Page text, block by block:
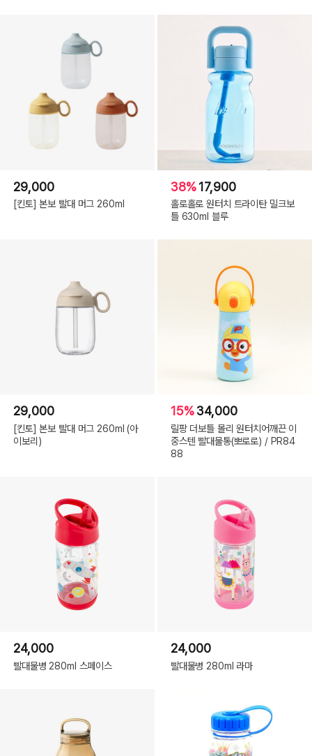
29,000
[킨토] 본보 빨대 머그 260ml
38%17,900
홀로홀로 원터치 트라이탄 밀크보
틀 630ml 블루
29,000
[킨토] 본보 빨대 머그 260ml (아
이보리)
15%34,000
릴팡 더보틀 몰리 원터치어깨끈 이
중스텐 빨대물통(뽀로로) / PR84
88
24,000
빨대물병 280ml 스페이스
24,000
빨대물병 280ml 라마